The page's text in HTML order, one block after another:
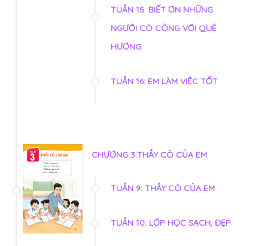
TUẦN 15: BIẾT ƠN NHỮNG
NGƯỜI CÓ CÔNG VỚI QUÊ
HƯƠNG
TUẦN 16: EM LÀM VIỆC TỐT
CHƯƠNG 3:THẦY CÔ CỦA EM
TUẦN 9: THẦY CÔ CỦA EM
TUẦN 10: LỚP HỌC SẠCH, ĐẸP